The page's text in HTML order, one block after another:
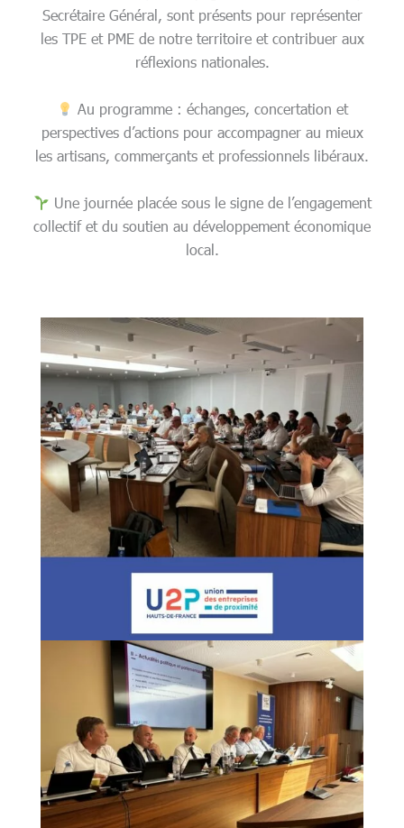
Secrétaire Général, sont présents pour représenter
les TPE et PME de notre territoire et contribuer aux
réflexions nationales.
Au programme : échanges, concertation et
perspectives d’actions pour accompagner au mieux
les artisans, commerçants et professionnels libéraux.
Une journée placée sous le signe de l’engagement
collectif et du soutien au développement économique
local.